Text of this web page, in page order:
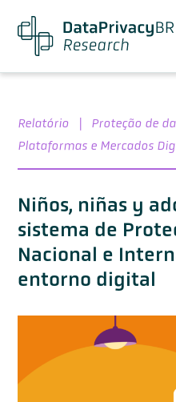
Relatório | Proteção de
Plataformas e Mercados
Niños, niñas y
sistema de
Nacional e
entorno digital